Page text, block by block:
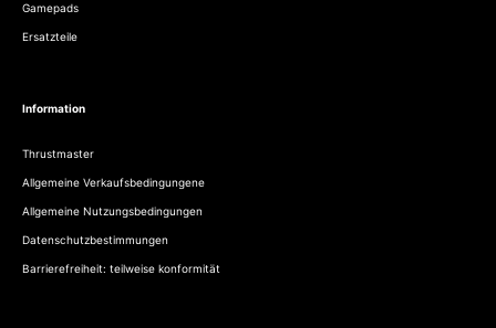
Gamepads
Ersatzteile
Information
Thrustmaster
Allgemeine Verkaufsbedingungene
Allgemeine Nutzungsbedingungen
Datenschutzbestimmungen
Barrierefreiheit: teilweise konformität